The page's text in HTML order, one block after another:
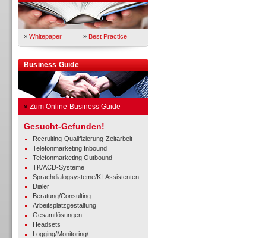
» Whitepaper » Best Practice
Business Guide
» Zum Online-Business Guide
Gesucht-Gefunden!
Recruiting-Qualifizierung-Zeitarbeit
Telefonmarketing Inbound
Telefonmarketing Outbound
TK/ACD-Systeme
Sprachdialogsysteme/KI-Assistenten
Dialer
Beratung/Consulting
Arbeitsplatzgestaltung
Gesamtlösungen
Headsets
Logging/Monitoring/